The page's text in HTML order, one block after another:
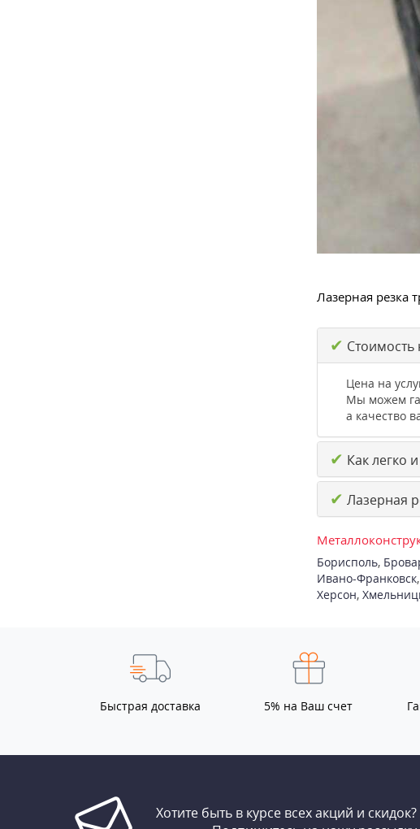
Лазерная резка
✔ Стоимость
Цена на
Мы можем
а качество
✔ Как легко
✔ Лазерная
Борисполь,
Ивано-Франковск,
Херсон,
Быстрая доставка 5% на Ваш счет
Хотите быть в курсе всех акций и скидок?